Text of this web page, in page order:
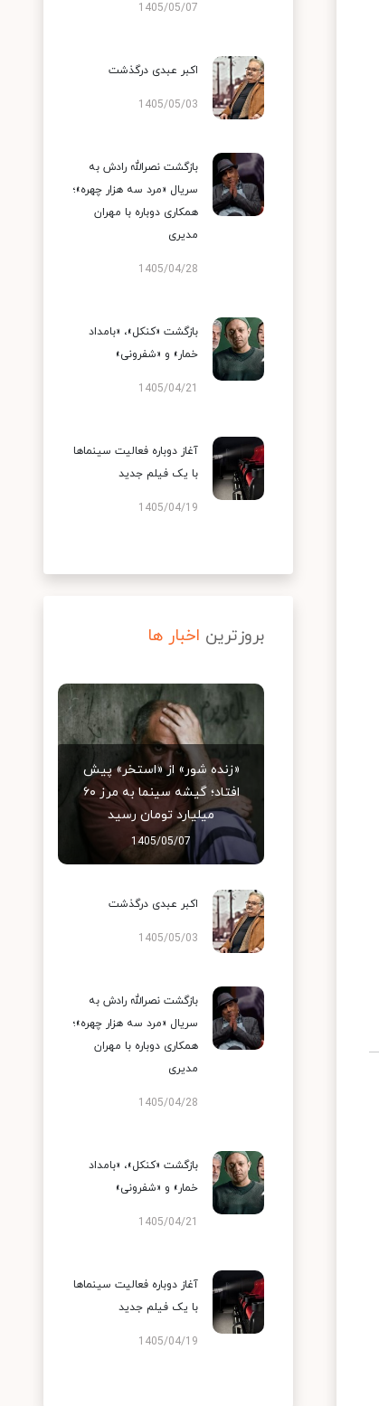
1405/05/07
اکبر عبدی درگذشت
1405/05/03
بازگشت نصرالله رادش به
سریال «مرد سه هزار چهره»؛
همکاری دوباره با مهران
مدیری
1405/04/28
بازگشت «کنکل»، «بامداد
خمار» و «شفرونی»
1405/04/21
آغاز دوباره فعالیت سینماها
با یک فیلم جدید
1405/04/19
بروزترین اخبار ها
«زنده شور» از «استخر» پیش
افتاد؛ گیشه سینما به مرز ۶۰
میلیارد تومان رسید
1405/05/07
اکبر عبدی درگذشت
1405/05/03
بازگشت نصرالله رادش به
سریال «مرد سه هزار چهره»؛
همکاری دوباره با مهران
مدیری
1405/04/28
بازگشت «کنکل»، «بامداد
خمار» و «شفرونی»
1405/04/21
آغاز دوباره فعالیت سینماها
با یک فیلم جدید
1405/04/19